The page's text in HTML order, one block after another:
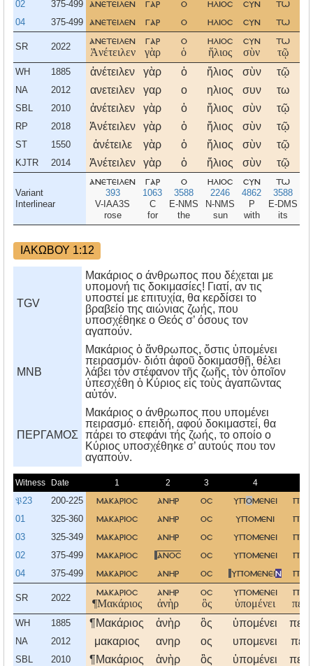
02 375-499 ανετειλεν γαρ ο ηλιοσ συν τω
04 375-499 ανετειλεν γαρ ο ηλιοσ συν τω
SR 2022
ανετειλεν
Ἀνέτειλεν
γαρ
γὰρ
ο
ὁ
ηλιοσ
ἥλιος
συν
σὺν
τω
τῷ
WH 1885 ἀνέτειλεν γὰρ ὁ ἥλιος σὺν τῷ
NA 2012 ανετειλεν γαρ ο ηλιος συν τω
SBL 2010 ἀνέτειλεν γὰρ ὁ ἥλιος σὺν τῷ
RP 2018 Ἀνέτειλεν γὰρ ὁ ἥλιος σὺν τῷ
ST 1550 ἀνέτειλε γὰρ ὁ ἥλιος σὺν τῷ
KJTR 2014 Ἀνέτειλεν γὰρ ὁ ἥλιος σὺν τῷ
Variant
Interlinear
ανετειλεν
393
V-IAA3S
rose
γαρ
1063
C
for
ο
3588
E-NMS
the
ηλιοσ
2246
N-NMS
sun
συν
4862
P
with
τω
3588
E-DMS
its
ΙΑΚΩΒΟΥ 1:12
TGV
Μακάριος ο άνθρωπος που δέχεται με
υπομονή τις δοκιμασίες! Γιατί, αν τις
υποστεί με επιτυχία, θα κερδίσει το
βραβείο της αιώνιας ζωής, που
υποσχέθηκε ο Θεός σ’ όσους τον
αγαπούν.
MNB
Μακάριος ὁ ἄνθρωπος, ὅστις ὑπομένει
πειρασμόν· διότι ἀφοῦ δοκιμασθῇ, θέλει
λάβει τὸν στέφανον τῆς ζωῆς, τὸν ὁποῖον
ὑπεσχέθη ὁ Κύριος εἰς τοὺς ἀγαπῶντας
αὐτόν.
ΠΕΡΓΑΜΟΣ
Mακάριος ο άνθρωπος που υπομένει
πειρασμό· επειδή, αφού δοκιμαστεί, θα
πάρει το στεφάνι τής ζωής, το οποίο ο
Kύριος υποσχέθηκε σ’ αυτούς που τον
αγαπούν.
Witness Date 1 2 3 4
𝔓23 200-225 μακαριοσ ανηρ οσ υπομενει
01 325-360 μακαριοσ ανηρ οσ υπομενι
03 325-349 μακαριοσ ανηρ οσ υπομενει
02 375-499 μακαριοσ ανοσ οσ υπομενει
04 375-499 μακαριοσ ανηρ οσ υπομενειν
SR 2022
μακαριοσ
¶Μακάριος
ανηρ
ἀνὴρ
οσ
ὃς
υπομενει
ὑπομένει
WH 1885 ¶Μακάριος ἀνὴρ ὃς ὑπομένει
NA 2012 μακαριος ανηρ ος υπομενει
SBL 2010 ¶Μακάριος ἀνὴρ ὃς ὑπομένει